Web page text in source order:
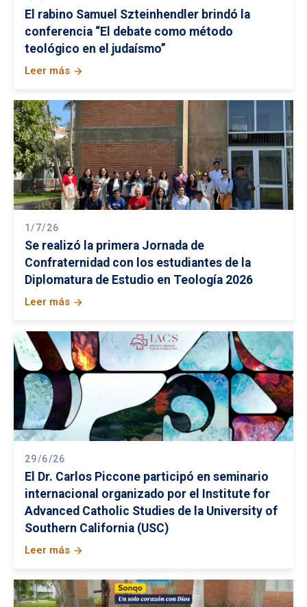
El rabino Samuel Szteinhendler brindó la
conferencia “El debate como método
teológico en el judaísmo”
Leer más arrow_forward
1/7/26
Se realizó la primera Jornada de
Confraternidad con los estudiantes de la
Diplomatura de Estudio en Teología 2026
Leer más arrow_forward
29/6/26
El Dr. Carlos Piccone participó en seminario
internacional organizado por el Institute for
Advanced Catholic Studies de la University of
Southern California (USC)
Leer más arrow_forward